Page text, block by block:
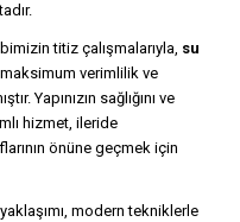
titiz çalışmalarıyla, su
verimlilik ve
Yapınızın sağlığını ve
hizmet, ileride
önüne geçmek için
modern tekniklerle